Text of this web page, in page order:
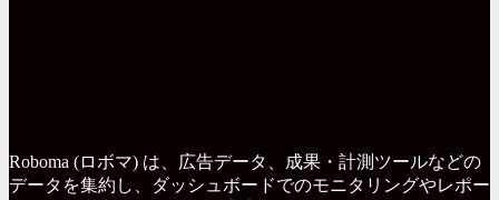
Roboma (ロボマ) は、広告データ、成果・計測ツールなどの
データを集約し、ダッシュボードでのモニタリングやレポー